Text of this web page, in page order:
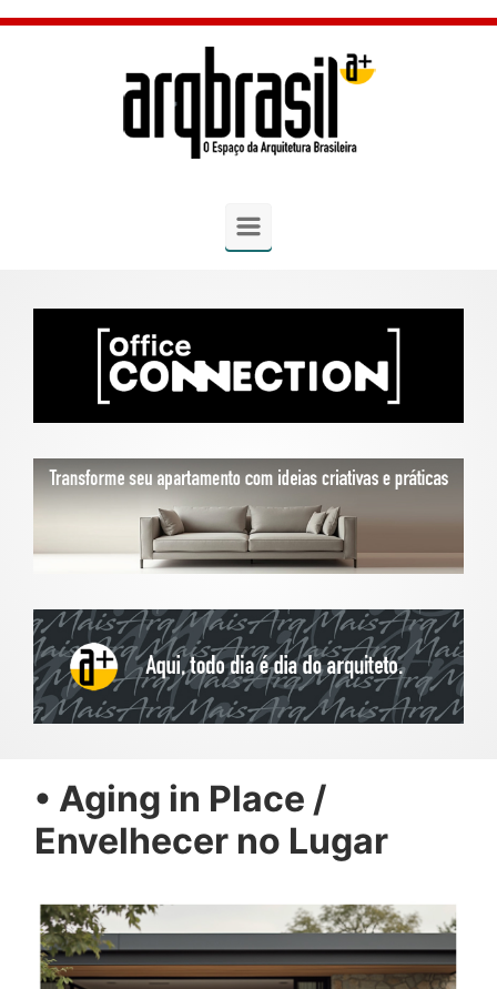
Skip to main content
• Aging in Place /
Envelhecer no Lugar